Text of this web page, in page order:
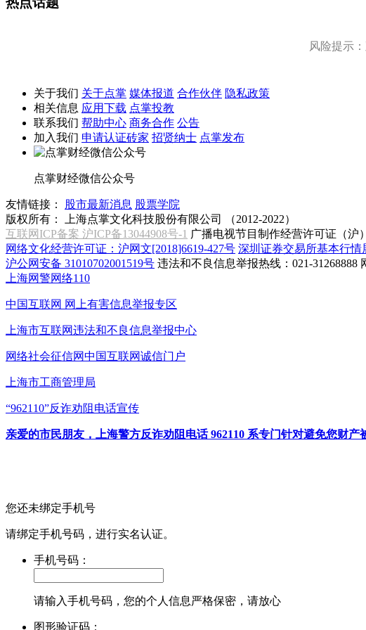
风险提示
关于我们 关于点掌 媒体报道 合作伙伴 隐私政策
相关信息 应用下载 点掌投教
联系我们 帮助中心 商务合作 公告
加入我们 申请认证砖家 招贤纳士 点掌发布
点掌财经微信公众号
友情链接： 股市最新消息 股票学院
版权所有：
上海点掌文化科技股份有限公司 （2012-2022）
互联网ICP备案 沪ICP备13044908号-1 广播电视节目制作经营许可证（沪
网络文化经营许可证：沪网文[2018]6619-427号 深圳证券交易所基本行情
沪公网安备 31010702001519号 违法和不良信息举报热线：021-31268888
上海网警网络110
中国互联网 网上有害信息举报专区
上海市互联网违法和不良信息举报中心
网络社会征信网中国互联网诚信门户
上海市工商管理局
“962110”反诈劝阻电话宣传
亲爱的市民朋友，上海警方反诈劝阻电话 962110 系专门针对避免您财产
您还未绑定手机号
请绑定手机号码，进行实名认证。
手机号码：
请输入手机号码，您的个人信息严格保密，请放心
图形验证码：